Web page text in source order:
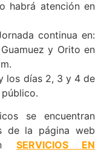
habrá atención en
continua en:
y Orito en
los días 2, 3 y 4 de
se encuentran
de la página web
SERVICIOS EN